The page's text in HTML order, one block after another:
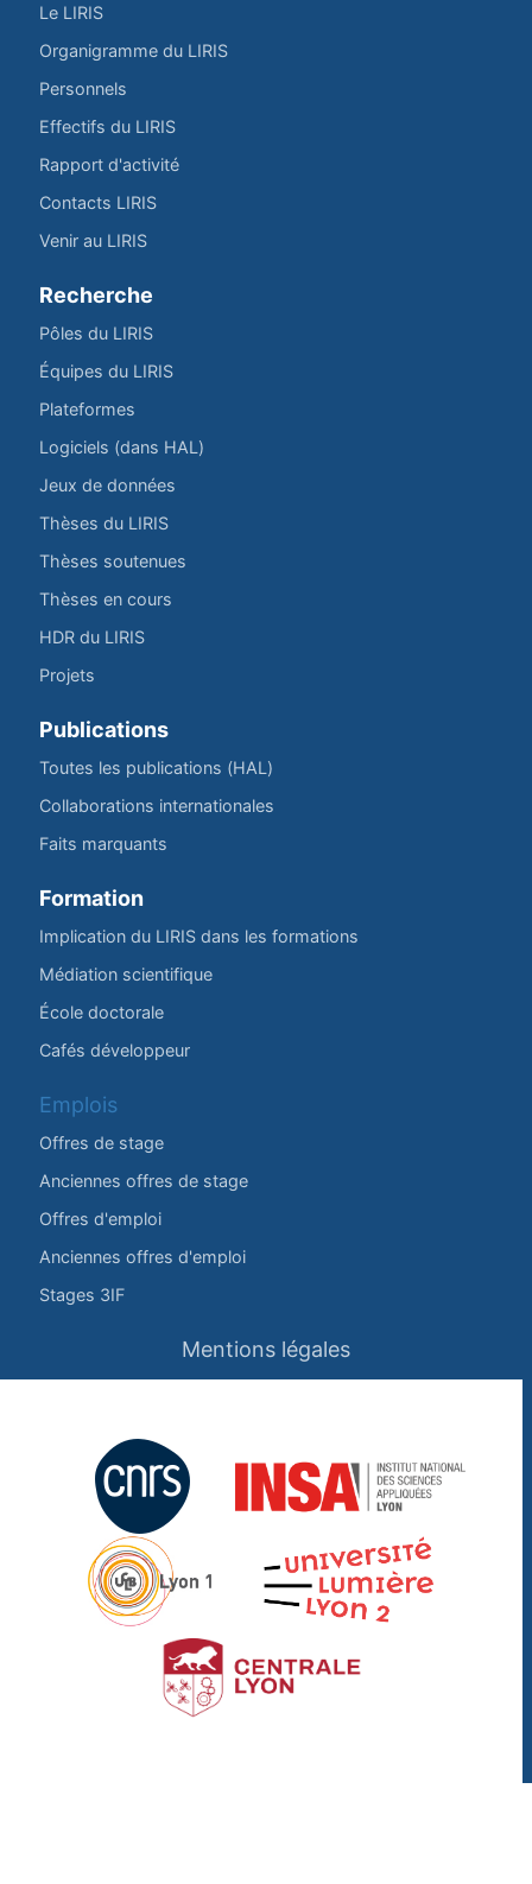
Le LIRIS
Organigramme du LIRIS
Personnels
Effectifs du LIRIS
Rapport d'activité
Contacts LIRIS
Venir au LIRIS
Recherche
Pôles du LIRIS
Équipes du LIRIS
Plateformes
Logiciels (dans HAL)
Jeux de données
Thèses du LIRIS
Thèses soutenues
Thèses en cours
HDR du LIRIS
Projets
Publications
Toutes les publications (HAL)
Collaborations internationales
Faits marquants
Formation
Implication du LIRIS dans les formations
Médiation scientifique
École doctorale
Cafés développeur
Emplois
Offres de stage
Anciennes offres de stage
Offres d'emploi
Anciennes offres d'emploi
Stages 3IF
Mentions légales